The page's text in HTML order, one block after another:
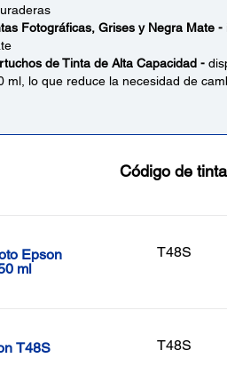
Fotográficas, Grises y Negra Mate -
de Tinta de Alta Capacidad -
ml, lo que reduce la necesidad de
Código de tinta
Epson
ml
T48S
T48S
T48S